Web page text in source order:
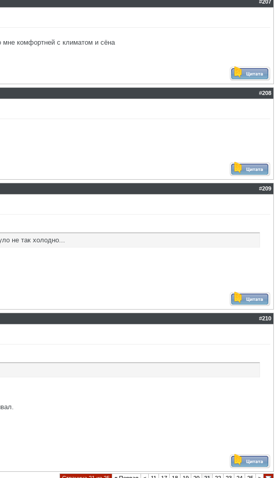
#207
мне комфортней с климатом и сёна
#208
#209
не так холодно...
#210